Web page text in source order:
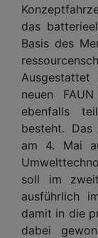
das
Basis des
neuen
ebenfalls
besteht. Das
am 4. Mai
soll im
ausführlich
damit in die
dabei